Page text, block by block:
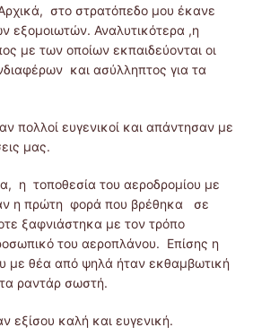
στο στρατόπεδο μου έκανε
εξομοιωτών. Αναλυτικότερα ,η
με των οποίων εκπαιδεύονται οι
και ασύλληπτος για τα
πολλοί ευγενικοί και απάντησαν με
μας.
η τοποθεσία του αεροδρομίου με
η πρώτη φορά που βρέθηκα σε
ξαφνιάστηκα με τον τρόπο
του αεροπλάνου. Επίσης η
με θέα από ψηλά ήταν εκθαμβωτική
ραντάρ σωστή.
εξίσου καλή και ευγενική.